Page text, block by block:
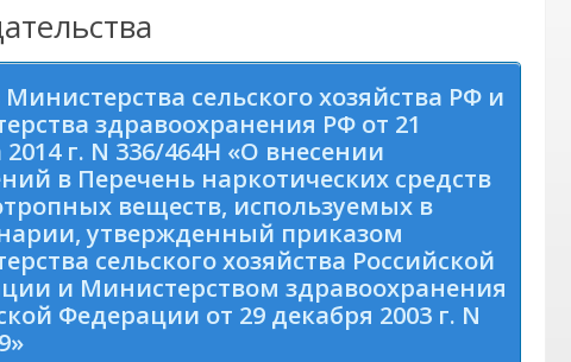
сельского хозяйства РФ и
здравоохранения РФ от 21
2014 г. N 336/464Н «О внесении
в Перечень наркотических средств
веществ, используемых в
утвержденный приказом
сельского хозяйства Российской
и Министерством здравоохранения
Федерации от 29 декабря 2003 г. N